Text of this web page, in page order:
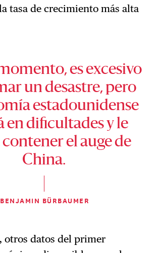
tasa de crecimiento más alta
es excesivo
un desastre, pero
estadounidense
en dificultades y le
el auge de
China.
BENJAMIN BÜRBAUMER
otros datos del primer